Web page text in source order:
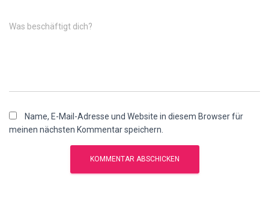
Was beschäftigt dich?
Name, E-Mail-Adresse und Website in diesem Browser für
meinen nächsten Kommentar speichern.